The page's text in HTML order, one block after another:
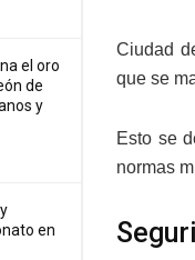
el oro
de
y
en
Ciudad
que se
Esto se
normas